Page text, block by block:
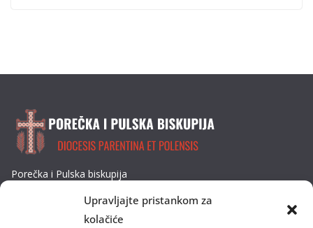
Upravljajte pristankom za
kolačiće
Porečka i Pulska biskupija
Tel: 052/432-064